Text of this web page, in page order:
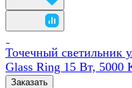
Точечный светильник
Glass Ring 15 Вт, 5000
Заказать